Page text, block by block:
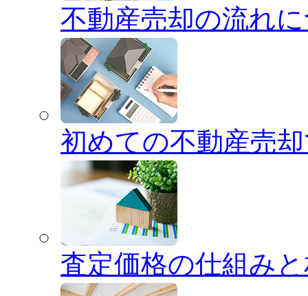
不動産売却の流れ
初めての不動産売
査定価格の仕組み